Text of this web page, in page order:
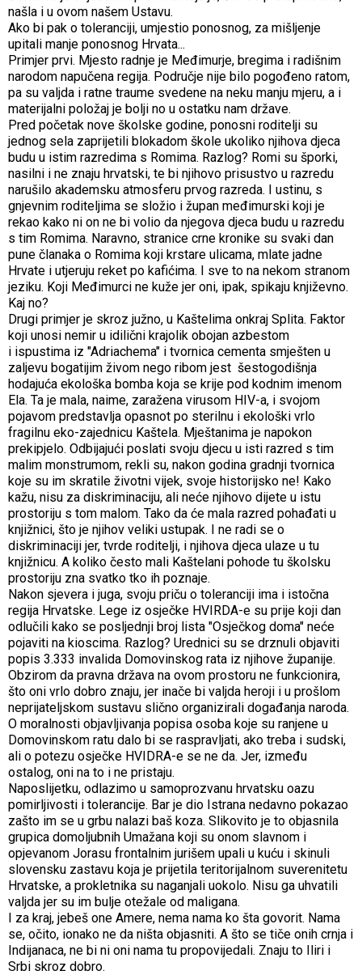
našla i u ovom našem Ustavu.
Ako bi pak o toleranciji, umjestio ponosnog, za mišljenje
upitali manje ponosnog Hrvata...
Primjer prvi. Mjesto radnje je Međimurje, bregima i radišnim
narodom napučena regija. Područje nije bilo pogođeno ratom,
pa su valjda i ratne traume svedene na neku manju mjeru, a i
materijalni položaj je bolji no u ostatku nam države.
Pred početak nove školske godine, ponosni roditelji su
jednog sela zaprijetili blokadom škole ukoliko njihova djeca
budu u istim razredima s Romima. Razlog? Romi su šporki,
nasilni i ne znaju hrvatski, te bi njihovo prisustvo u razredu
narušilo akademsku atmosferu prvog razreda. I ustinu, s
gnjevnim roditeljima se složio i župan međimurski koji je
rekao kako ni on ne bi volio da njegova djeca budu u razredu
s tim Romima. Naravno, stranice crne kronike su svaki dan
pune članaka o Romima koji krstare ulicama, mlate jadne
Hrvate i utjeruju reket po kafićima. I sve to na nekom stranom
jeziku. Koji Međimurci ne kuže jer oni, ipak, spikaju književno.
Kaj no?
Drugi primjer je skroz južno, u Kaštelima onkraj Splita. Faktor
koji unosi nemir u idilični krajolik obojan azbestom
i ispustima iz "Adriachema" i tvornica cementa smješten u
zaljevu bogatijim živom nego ribom jest šestogodišnja
hodajuća ekološka bomba koja se krije pod kodnim imenom
Ela. Ta je mala, naime, zaražena virusom HIV-a, i svojom
pojavom predstavlja opasnot po sterilnu i ekološki vrlo
fragilnu eko-zajednicu Kaštela. Mještanima je napokon
prekipjelo. Odbijajući poslati svoju djecu u isti razred s tim
malim monstrumom, rekli su, nakon godina gradnji tvornica
koje su im skratile životni vijek, svoje historijsko ne! Kako
kažu, nisu za diskriminaciju, ali neće njihovo dijete u istu
prostoriju s tom malom. Tako da će mala razred pohađati u
knjižnici, što je njihov veliki ustupak. I ne radi se o
diskriminaciji jer, tvrde roditelji, i njihova djeca ulaze u tu
knjižnicu. A koliko često mali Kaštelani pohode tu školsku
prostoriju zna svatko tko ih poznaje.
Nakon sjevera i juga, svoju priču o toleranciji ima i istočna
regija Hrvatske. Lege iz osječke HVIRDA-e su prije koji dan
odlučili kako se posljednji broj lista "Osječkog doma" neće
pojaviti na kioscima. Razlog? Urednici su se drznuli objaviti
popis 3.333 invalida Domovinskog rata iz njihove županije.
Obzirom da pravna država na ovom prostoru ne funkcionira,
što oni vrlo dobro znaju, jer inače bi valjda heroji i u prošlom
neprijateljskom sustavu slično organizirali događanja naroda.
O moralnosti objavljivanja popisa osoba koje su ranjene u
Domovinskom ratu dalo bi se raspravljati, ako treba i sudski,
ali o potezu osječke HVIDRA-e se ne da. Jer, između
ostalog, oni na to i ne pristaju.
Naposlijetku, odlazimo u samoprozvanu hrvatsku oazu
pomirljivosti i tolerancije. Bar je dio Istrana nedavno pokazao
zašto im se u grbu nalazi baš koza. Slikovito je to objasnila
grupica domoljubnih Umažana koji su onom slavnom i
opjevanom Jorasu frontalnim jurišem upali u kuću i skinuli
slovensku zastavu koja je prijetila teritorijalnom suverenitetu
Hrvatske, a prokletnika su naganjali uokolo. Nisu ga uhvatili
valjda jer su im bulje otežale od maligana.
I za kraj, jebeš one Amere, nema nama ko šta govorit. Nama
se, očito, ionako ne da ništa objasniti. A što se tiče onih crnja i
Indijanaca, ne bi ni oni nama tu propovijedali. Znaju to Iliri i
Srbi skroz dobro.